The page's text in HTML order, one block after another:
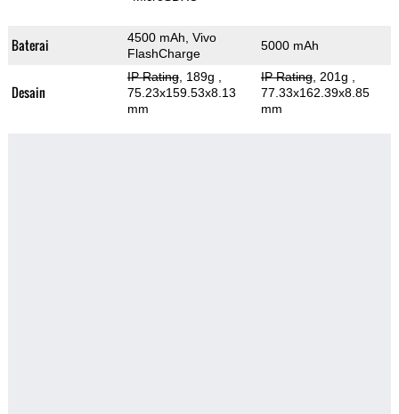
Baterai
4500 mAh, Vivo
FlashCharge
5000 mAh
Desain
IP Rating, 189g
75.23x159.53x8.13
mm
IP Rating, 201g
77.33x162.39x8.85
mm